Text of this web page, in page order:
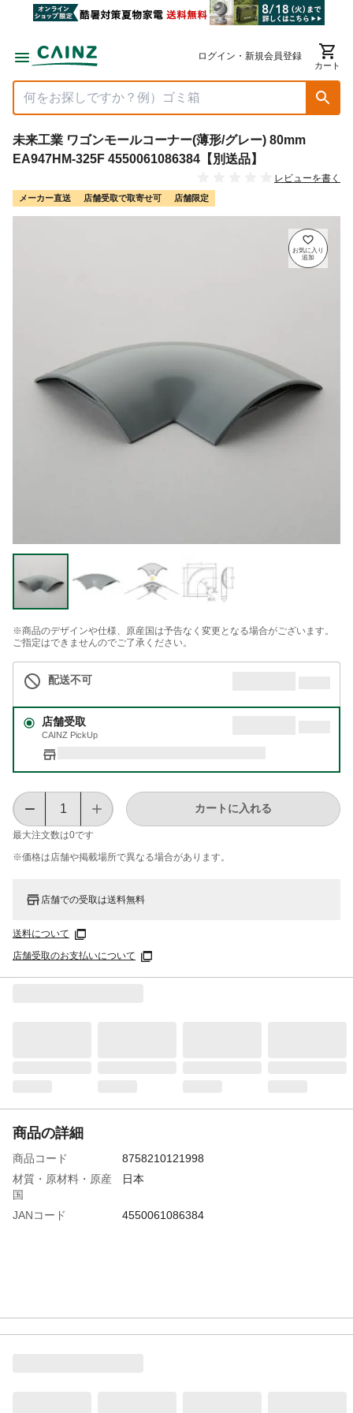
ログイン・新規会員登録
カート
未来工業 ワゴンモールコーナー(薄形/グレー) 80mm
EA947HM-325F 4550061086384【別送品】
レビューを書く
メーカー直送 店舗受取で取寄せ可 店舗限定
※商品のデザインや仕様、原産国は予告なく変更となる場合がございます。
ご指定はできませんのでご了承ください。
配送不可
店舗受取
CAINZ PickUp
最大注文数は0です
カートに入れる
※価格は​店舗や​掲載場所で​異なる​場合が​あります。
店舗での受取は送料無料
送料について
店舗受取のお支払いについて
商品の詳細
商品コード
8758210121998
材質・原材料・原産
国
日本
JANコード 4550061086384